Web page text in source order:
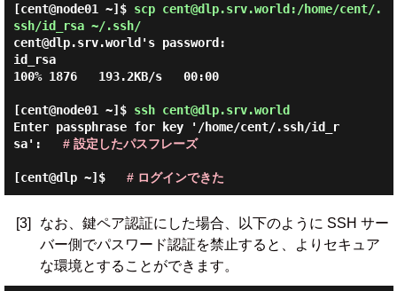
[cent@node01 ~]$ scp cent@dlp.srv.world:/home/cent/.
ssh/id_rsa ~/.ssh/
cent@dlp.srv.world's password:
id_rsa
100% 1876   193.2KB/s   00:00
[cent@node01 ~]$ ssh cent@dlp.srv.world
Enter passphrase for key '/home/cent/.ssh/id_r
sa': # 設定したパスフレーズ
[cent@dlp ~]$ # ログインできた
[3]
なお、鍵ペア認証にした場合、以下のように SSH サー
バー側でパスワード認証を禁止すると、よりセキュア
な環境とすることができます。